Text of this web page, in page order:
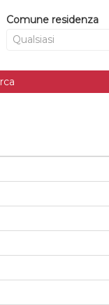
Comune residenza